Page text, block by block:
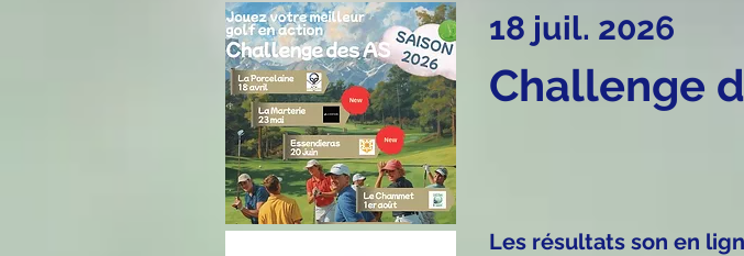
18 juil. 2026
Challenge
Les résultats son en